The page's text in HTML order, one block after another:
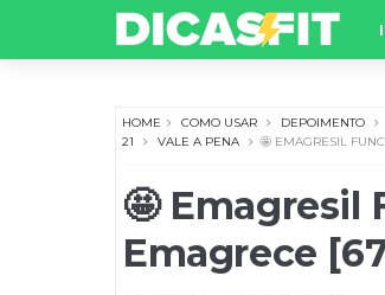
HOME COMO USAR DEPOIMENTO
21
VALE A PENA 🤩 EMAGRESIL
🤩 Emagresil
Emagrece